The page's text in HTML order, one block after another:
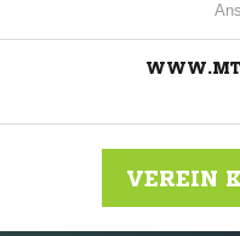
VEREIN